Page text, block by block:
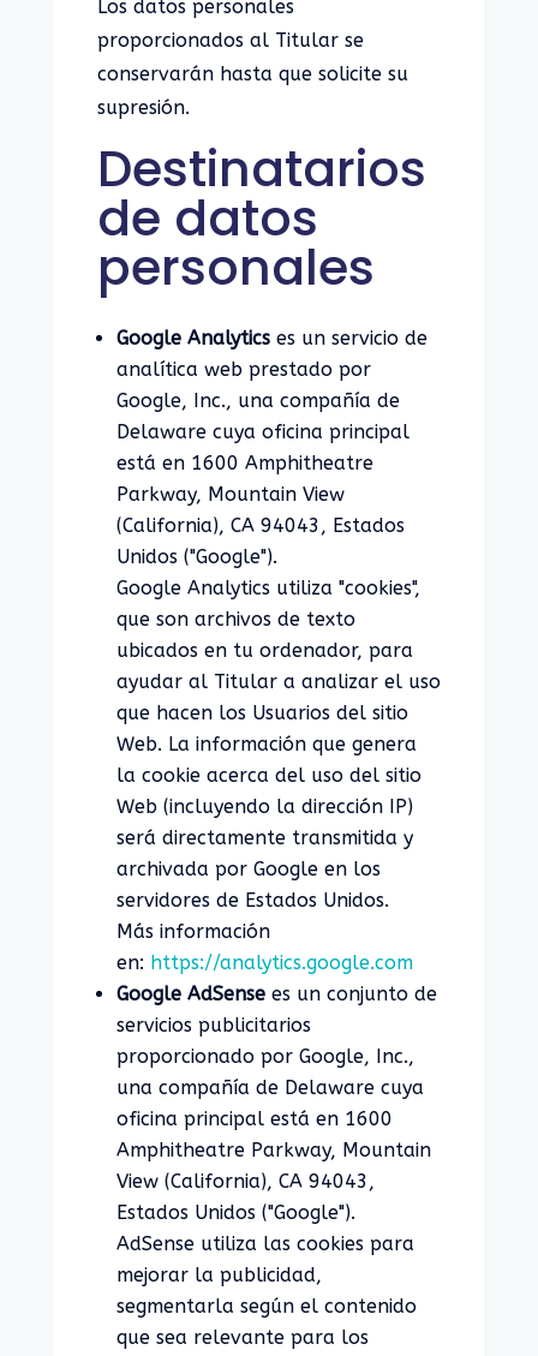
Los datos personales
proporcionados al Titular se
conservarán hasta que solicite su
supresión.
Destinatarios
de datos
personales
Google Analyticses un servicio de
analítica web prestado por
Google, Inc., una compañía de
Delaware cuya oficina principal
está en 1600 Amphitheatre
Parkway, Mountain View
(California), CA 94043, Estados
Unidos ("Google").
Google Analytics utiliza "cookies",
que son archivos de texto
ubicados en tu ordenador, para
ayudar al Titular a analizar el uso
que hacen los Usuarios del sitio
Web. La información que genera
la cookie acerca del uso del sitio
Web (incluyendo la dirección IP)
será directamente transmitida y
archivada por Google en los
servidores de Estados Unidos.
Más información
en: https://analytics.google.com
Google AdSensees un conjunto de
servicios publicitarios
proporcionado por Google, Inc.,
una compañía de Delaware cuya
oficina principal está en 1600
Amphitheatre Parkway, Mountain
View (California), CA 94043,
Estados Unidos ("Google").
AdSense utiliza las cookies para
mejorar la publicidad,
segmentarla según el contenido
que sea relevante para los